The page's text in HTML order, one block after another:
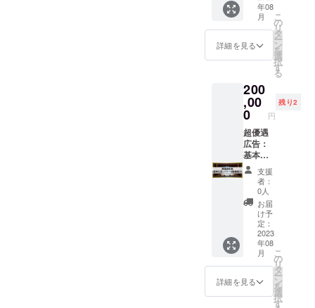
任意で
ロゴ画
像掲載
※支援
時、必
ず備考
載を希
望され
るお名
前をご
記入く
ださ
い。 ロ
ゴ画像
の受け
渡しは
メール
にてギ
ガファ
イル便
でお送
り下さ
い。
法 フェ
スティ
バル会
場にて
配布予
定のパ
レット
に企業
(個人)名
記載 ＆
フェス
ティバ
ル会場
のス
テージ
に飾る
バナー
に企業
(個人)名
と任意
でロゴ
画像記
載(通常
サイズ)
&フェス
ティバ
年08
月
詳細を見る
こ
の
リ
タ
ー
ン
を
選
択
す
る
200
,00
0 円
残り2
超優遇
広告：
基本広
告(パン
フレッ
ト&HP
掲
載)+バ
ナー(特
大サイ
ズ)+企
業動画
紹介(1
分) 1.掲
載期
間
支援
者：
0人
お届
け予
定：
2023
年08
月
詳細を見る
こ
の
リ
タ
ー
ン
を
選
択
す